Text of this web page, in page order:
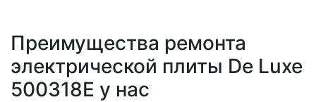
Преимущества ремонта
электрической плиты De Luxe
500318E у нас